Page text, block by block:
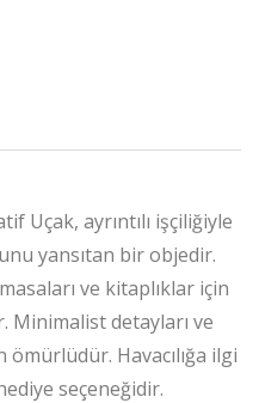
Uçak, ayrıntılı işçiliğiyle
yansıtan bir objedir.
ve kitaplıklar için
Minimalist detayları ve
ömürlüdür. Havacılığa ilgi
seçeneğidir.